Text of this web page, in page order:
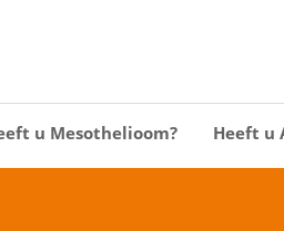
u Mesothelioom? Heeft u